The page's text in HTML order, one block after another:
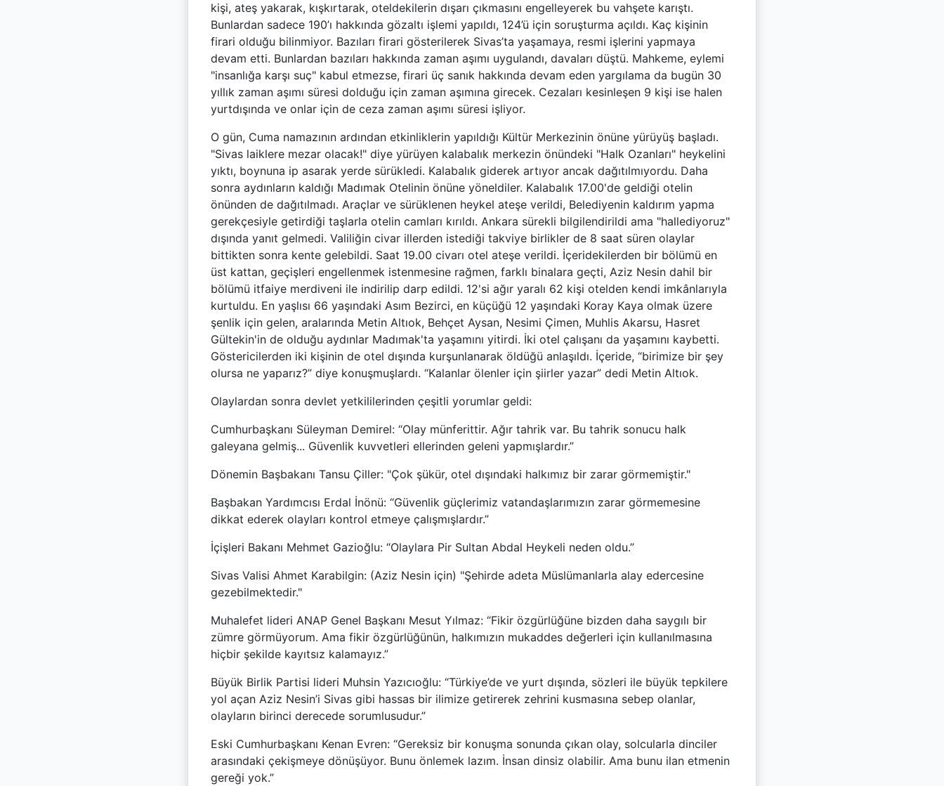
kişi, ateş yakarak, kışkırtarak, oteldekilerin dışarı çıkmasını engelleyerek bu vahşete karıştı.
Bunlardan sadece 190’ı hakkında gözaltı işlemi yapıldı, 124’ü için soruşturma açıldı. Kaç kişinin
firari olduğu bilinmiyor. Bazıları firari gösterilerek Sivas’ta yaşamaya, resmi işlerini yapmaya
devam etti. Bunlardan bazıları hakkında zaman aşımı uygulandı, davaları düştü. Mahkeme, eylemi
"insanlığa karşı suç" kabul etmezse, firari üç sanık hakkında devam eden yargılama da bugün 30
yıllık zaman aşımı süresi dolduğu için zaman aşımına girecek. Cezaları kesinleşen 9 kişi ise halen
yurtdışında ve onlar için de ceza zaman aşımı süresi işliyor.
O gün, Cuma namazının ardından etkinliklerin yapıldığı Kültür Merkezinin önüne yürüyüş başladı.
"Sivas laiklere mezar olacak!" diye yürüyen kalabalık merkezin önündeki "Halk Ozanları" heykelini
yıktı, boynuna ip asarak yerde sürükledi. Kalabalık giderek artıyor ancak dağıtılmıyordu. Daha
sonra aydınların kaldığı Madımak Otelinin önüne yöneldiler. Kalabalık 17.00'de geldiği otelin
önünden de dağıtılmadı. Araçlar ve sürüklenen heykel ateşe verildi, Belediyenin kaldırım yapma
gerekçesiyle getirdiği taşlarla otelin camları kırıldı. Ankara sürekli bilgilendirildi ama "hallediyoruz"
dışında yanıt gelmedi. Valiliğin civar illerden istediği takviye birlikler de 8 saat süren olaylar
bittikten sonra kente gelebildi. Saat 19.00 civarı otel ateşe verildi. İçeridekilerden bir bölümü en
üst kattan, geçişleri engellenmek istenmesine rağmen, farklı binalara geçti, Aziz Nesin dahil bir
bölümü itfaiye merdiveni ile indirilip darp edildi. 12'si ağır yaralı 62 kişi otelden kendi imkânlarıyla
kurtuldu. En yaşlısı 66 yaşındaki Asım Bezirci, en küçüğü 12 yaşındaki Koray Kaya olmak üzere
şenlik için gelen, aralarında Metin Altıok, Behçet Aysan, Nesimi Çimen, Muhlis Akarsu, Hasret
Gültekin'in de olduğu aydınlar Madımak'ta yaşamını yitirdi. İki otel çalışanı da yaşamını kaybetti.
Göstericilerden iki kişinin de otel dışında kurşunlanarak öldüğü anlaşıldı. İçeride, “birimize bir şey
olursa ne yaparız?” diye konuşmuşlardı. “Kalanlar ölenler için şiirler yazar” dedi Metin Altıok.
Olaylardan sonra devlet yetkililerinden çeşitli yorumlar geldi:
Cumhurbaşkanı Süleyman Demirel: “Olay münferittir. Ağır tahrik var. Bu tahrik sonucu halk
galeyana gelmiş... Güvenlik kuvvetleri ellerinden geleni yapmışlardır.”
Dönemin Başbakanı Tansu Çiller: "Çok şükür, otel dışındaki halkımız bir zarar görmemiştir."
Başbakan Yardımcısı Erdal İnönü: “Güvenlik güçlerimiz vatandaşlarımızın zarar görmemesine
dikkat ederek olayları kontrol etmeye çalışmışlardır.”
İçişleri Bakanı Mehmet Gazioğlu: “Olaylara Pir Sultan Abdal Heykeli neden oldu.”
Sivas Valisi Ahmet Karabilgin: (Aziz Nesin için) "Şehirde adeta Müslümanlarla alay edercesine
gezebilmektedir."
Muhalefet lideri ANAP Genel Başkanı Mesut Yılmaz: “Fikir özgürlüğüne bizden daha saygılı bir
zümre görmüyorum. Ama fikir özgürlüğünün, halkımızın mukaddes değerleri için kullanılmasına
hiçbir şekilde kayıtsız kalamayız.”
Büyük Birlik Partisi lideri Muhsin Yazıcıoğlu: “Türkiye’de ve yurt dışında, sözleri ile büyük tepkilere
yol açan Aziz Nesin’i Sivas gibi hassas bir ilimize getirerek zehrini kusmasına sebep olanlar,
olayların birinci derecede sorumlusudur.”
Eski Cumhurbaşkanı Kenan Evren: “Gereksiz bir konuşma sonunda çıkan olay, solcularla dinciler
arasındaki çekişmeye dönüşüyor. Bunu önlemek lazım. İnsan dinsiz olabilir. Ama bunu ilan etmenin
gereği yok.”